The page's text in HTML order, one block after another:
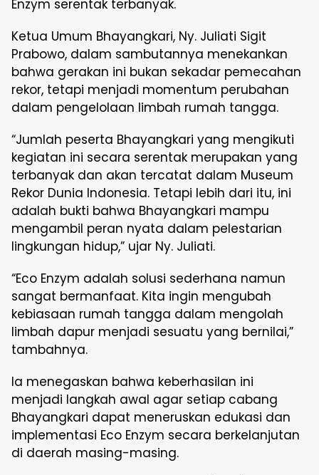
Enzym serentak terbanyak.
Ketua Umum Bhayangkari, Ny. Juliati Sigit
Prabowo, dalam sambutannya menekankan
bahwa gerakan ini bukan sekadar pemecahan
rekor, tetapi menjadi momentum perubahan
dalam pengelolaan limbah rumah tangga.
“Jumlah peserta Bhayangkari yang mengikuti
kegiatan ini secara serentak merupakan yang
terbanyak dan akan tercatat dalam Museum
Rekor Dunia Indonesia. Tetapi lebih dari itu, ini
adalah bukti bahwa Bhayangkari mampu
mengambil peran nyata dalam pelestarian
lingkungan hidup,” ujar Ny. Juliati.
“Eco Enzym adalah solusi sederhana namun
sangat bermanfaat. Kita ingin mengubah
kebiasaan rumah tangga dalam mengolah
limbah dapur menjadi sesuatu yang bernilai,”
tambahnya.
Ia menegaskan bahwa keberhasilan ini
menjadi langkah awal agar setiap cabang
Bhayangkari dapat meneruskan edukasi dan
implementasi Eco Enzym secara berkelanjutan
di daerah masing-masing.